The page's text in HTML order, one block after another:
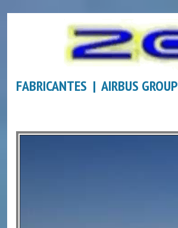
FABRICANTES | AIRBUS GROUP